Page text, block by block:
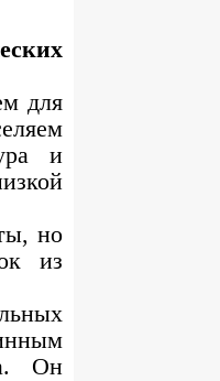
для
и
но
из
Он